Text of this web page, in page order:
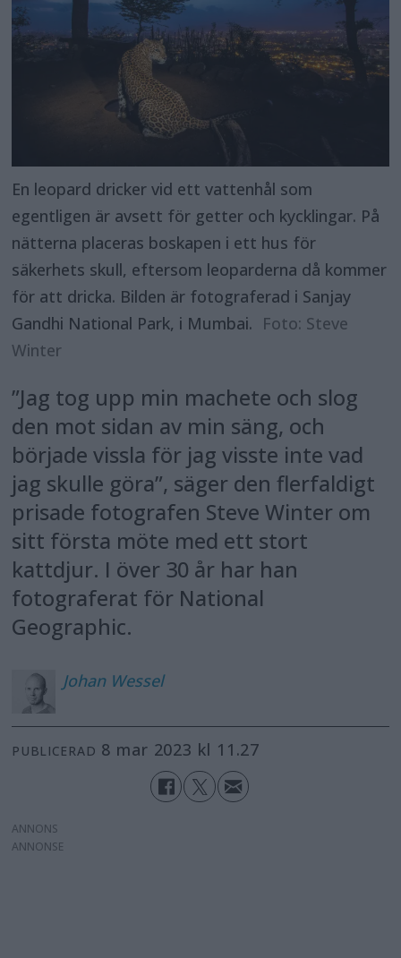
En leopard dricker vid ett vattenhål som
egentligen är avsett för getter och kycklingar. På
nätterna placeras boskapen i ett hus för
säkerhets skull, eftersom leoparderna då kommer
för att dricka. Bilden är fotograferad i Sanjay
Gandhi National Park, i Mumbai. Foto: Steve
Winter
”Jag tog upp min machete och slog
den mot sidan av min säng, och
började vissla för jag visste inte vad
jag skulle göra”, säger den fler­faldigt
prisade fotografen Steve Winter om
sitt första möte med ett stort
kattdjur. I över 30 år har han
fotograferat för National
Geographic.
Johan Wessel
PUBLICERAD 8 mar 2023 kl 11.27
ANNONS